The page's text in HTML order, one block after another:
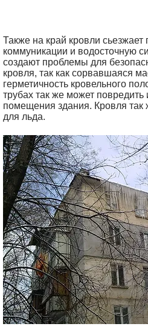
Также на край кровли
коммуникации и водосточную
создают проблемы для
кровля, так как сорвавшаяся
герметичность кровельного
трубах так же может
помещения здания. Кровля
для льда.